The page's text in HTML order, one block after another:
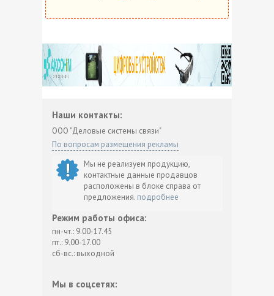
Наши контакты:
ООО "Деловые системы связи"
По вопросам размещения рекламы
Мы не реализуем продукцию,
контактные данные продавцов
расположены в блоке справа от
предложения. подробнее
Режим работы офиса:
пн-чт.: 9.00-17.45
пт.: 9.00-17.00
сб-вс.: выходной
Мы в соцсетях: